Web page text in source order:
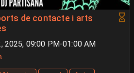
de contacte i arts
2025, 09:00 PM-01:00 AM